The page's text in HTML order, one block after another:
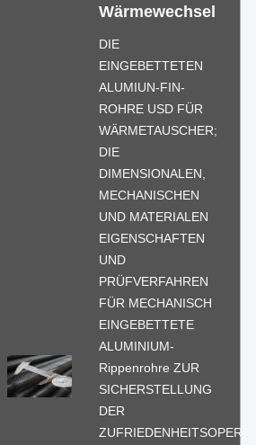
Wärmewechsel
DIE
EINGEBETTETEN
ALUMIUN-FIN-
ROHRE USD FÜR
WÄRMETAUSCHER;
DIE
DIMENSIONALEN,
MECHANISCHEN
UND MATERIALEN
EIGENSCHAFTEN
UND
PRÜFVERFAHREN
FÜR MECHANISCH
EINGEBETTETE
ALUMINIUM-
Rippenrohre ZUR
SICHERSTELLUNG
DER